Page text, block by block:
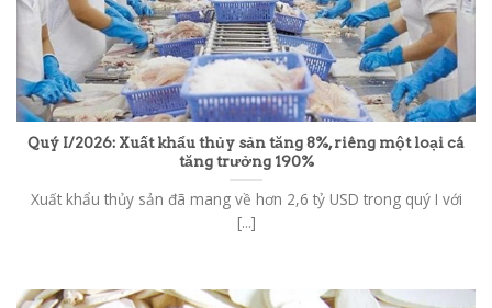
Quý I/2026: Xuất khẩu thủy sản tăng 8%, riêng một loại cá
tăng trưởng 190%
Xuất khẩu thủy sản đã mang về hơn 2,6 tỷ USD trong quý I với
[...]